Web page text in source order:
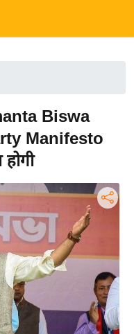
Biswa
Manifesto